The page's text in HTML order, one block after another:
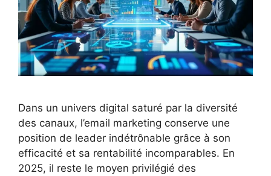
Dans un univers digital saturé par la diversité
des canaux, l’email marketing conserve une
position de leader indétrônable grâce à son
efficacité et sa rentabilité incomparables. En
2025, il reste le moyen privilégié des